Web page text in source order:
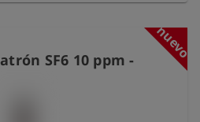
GmbH después de su uso.
de reacondicionarlas y
SF6 10 ppm - nuevo